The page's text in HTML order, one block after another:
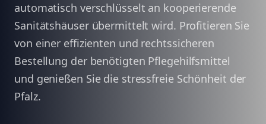
automatisch verschlüsselt an kooperierende
Sanitätshäuser übermittelt wird. Profitieren Sie
von einer effizienten und rechtssicheren
Bestellung der benötigten Pflegehilfsmittel
und genießen Sie die stressfreie Schönheit der
Pfalz.